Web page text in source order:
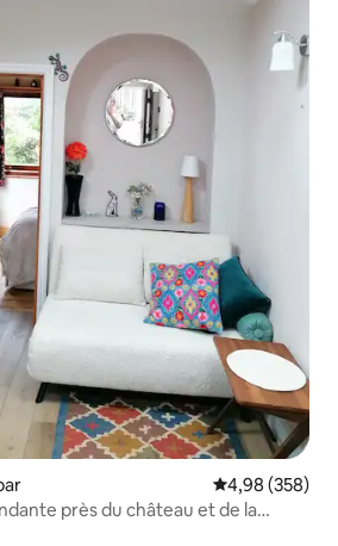
Évaluation
4,98 (358)
près du château et de la